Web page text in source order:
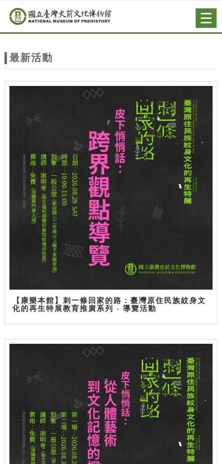
站
主
跳到主要內容
網站導覽
最新活動
【康樂本館】刺一條回家的路：臺灣原住民族紋身文
化的再生特展教育推廣系列 - 導覽活動